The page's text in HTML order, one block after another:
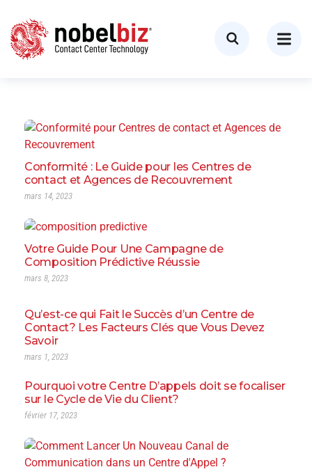
Conformité : Le Guide pour les Centres de
contact et Agences de Recouvrement
mars 14, 2023
Votre Guide Pour Une Campagne de
Composition Prédictive Réussie
mars 8, 2023
Qu’est-ce qui Fait le Succès d’un Centre de
Contact? Les Facteurs Clés que Vous Devez
Savoir
mars 1, 2023
Pourquoi votre Centre D’appels doit se focaliser
sur le Cycle de Vie du Client?
février 17, 2023